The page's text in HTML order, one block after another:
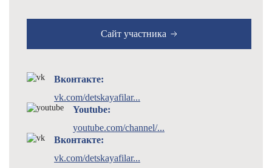
Сайт участника
Вконтакте:
vk.com/detskayafilar...
Youtube:
youtube.com/channel/...
Вконтакте:
vk.com/detskayafilar...